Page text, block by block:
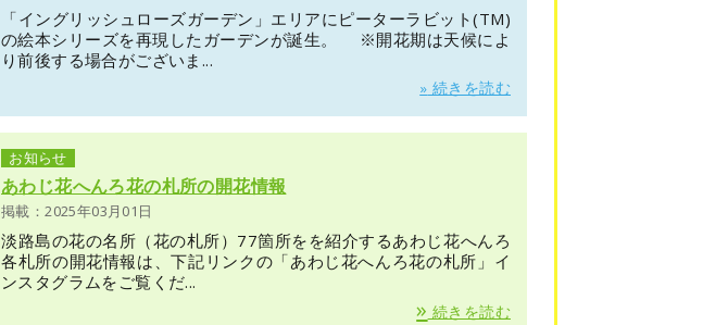
「イングリッシュローズガーデン」エリアにピーターラビット(TM)
の絵本シリーズを再現したガーデンが誕生。 ※開花期は天候によ
り前後する場合がございま...
» 続きを読む
お知らせ
あわじ花へんろ花の札所の開花情報
掲載：2025年03月01日
淡路島の花の名所（花の札所）77箇所をを紹介するあわじ花へんろ
各札所の開花情報は、下記リンクの「あわじ花へんろ花の札所」イ
ンスタグラムをご覧くだ...
» 続きを読む